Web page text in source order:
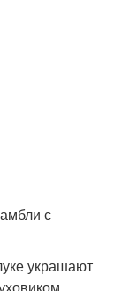
украшают